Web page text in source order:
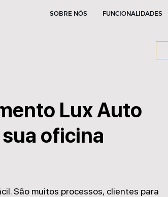
FUNCIONALIDADES
SOBRE NÓS
Lux Auto
oficina
São muitos processos, clientes para